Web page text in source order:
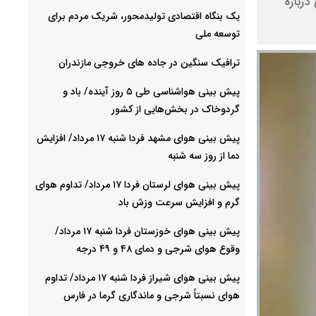
یک بنگاه اقتصادی تولیدمحور، شریک مردم برای
توسعه ملی
ترافیک سنگین در جاده های خروجی مازندران
پیش بینی هواشناسی طی ۵ روز آینده/ باد و
گردوخاک در بخش‌هایی از کشور
پیش بینی هوای مشهد فردا شنبه ۱۷ مرداد/ افزایش
دما از روز سه شنبه
پیش بینی هوای لرستان فردا ۱۷ مرداد/ تداوم هوای
گرم و افزایش سرعت وزش باد
پیش بینی هوای خوزستان فردا شنبه ۱۷ مرداد/
وقوع هوای شرجی و دمای ۴۸ و ۴۹ درجه
پیش بینی هوای شیراز فردا شنبه ۱۷ مرداد/ تداوم
هوای نسبتاً شرجی و ماندگاری گرما در فارس